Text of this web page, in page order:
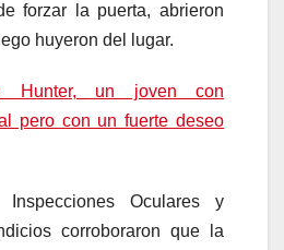
forzar la puerta, abrieron
huyeron del lugar.
Hunter, un joven con
pero con un fuerte deseo
Oculares y
corroboraron que la